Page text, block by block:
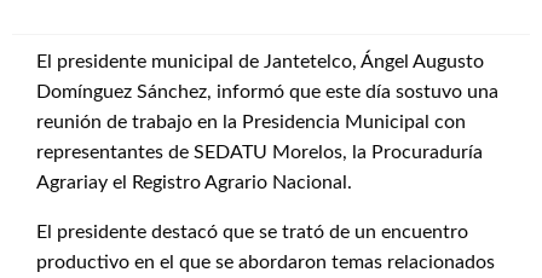
El presidente municipal de Jantetelco, Ángel Augusto
Domínguez Sánchez, informó que este día sostuvo una
reunión de trabajo en la Presidencia Municipal con
representantes de SEDATU Morelos, la Procuraduría
Agrariay el Registro Agrario Nacional.
El presidente destacó que se trató de un encuentro
productivo en el que se abordaron temas relacionados